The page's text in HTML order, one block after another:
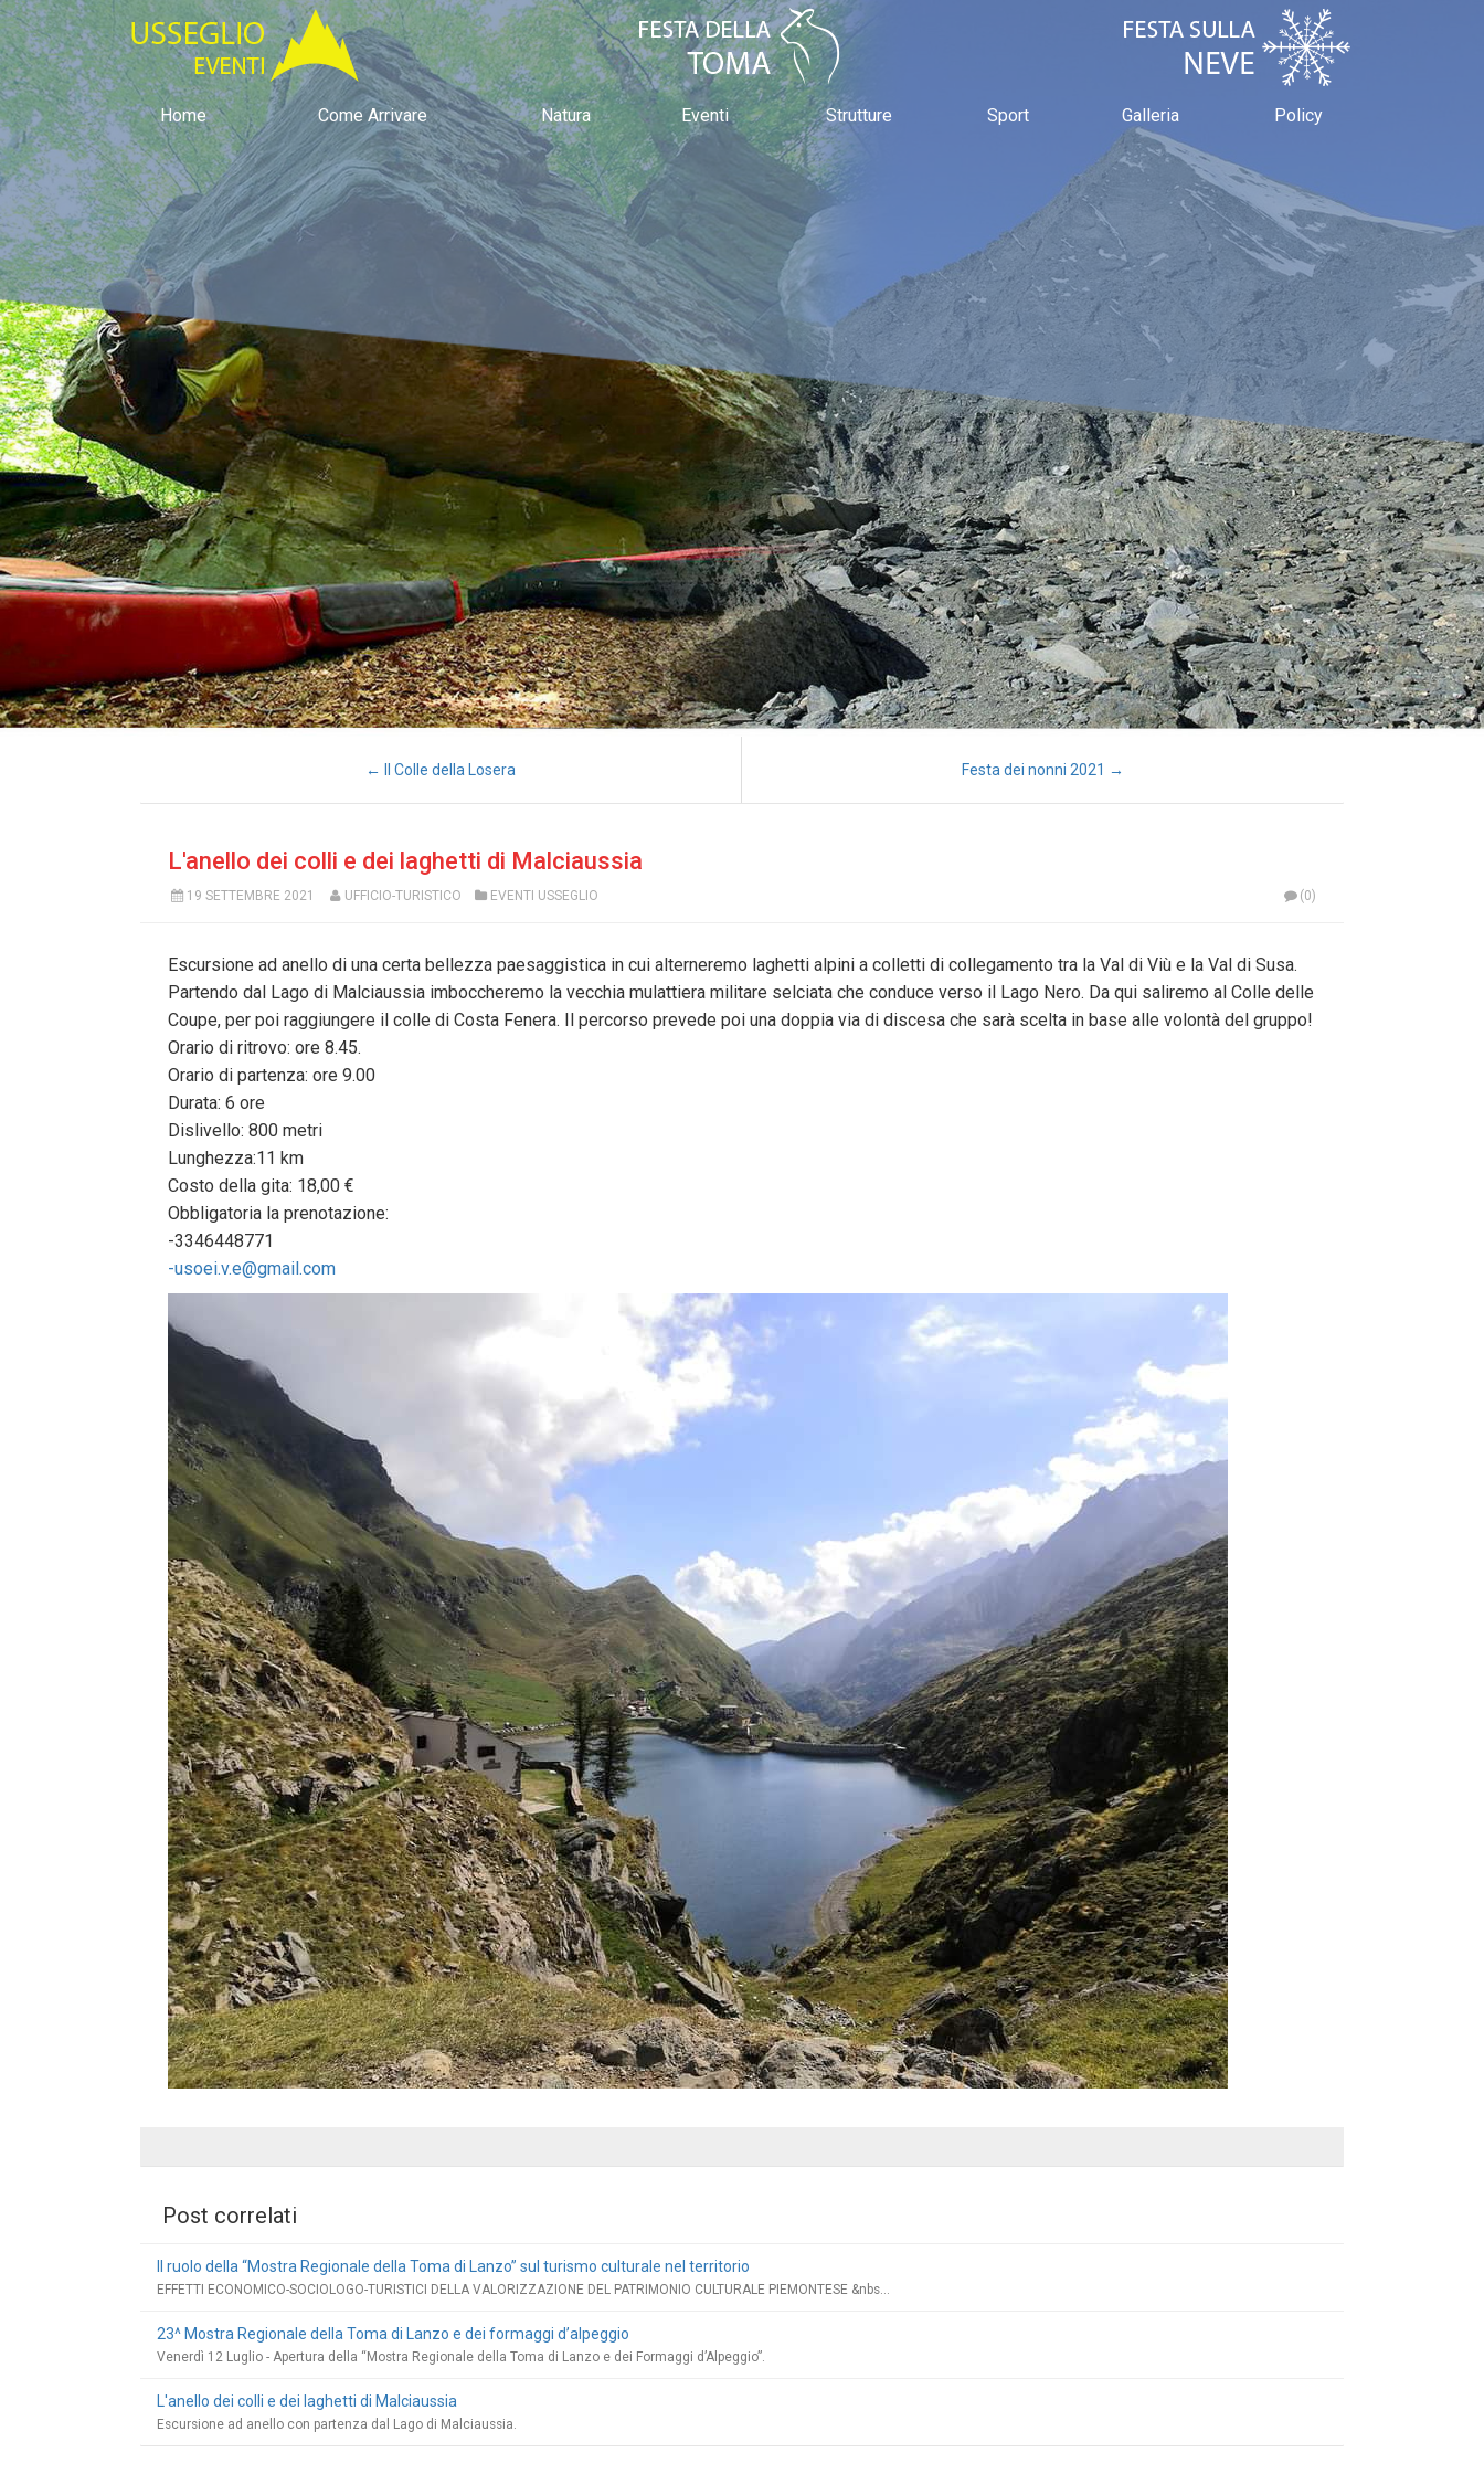
Home Come Arrivare Natura Eventi Strutture Sport Galleria Policy
← Il Colle della Losera Festa dei nonni 2021 →
L'anello dei colli e dei laghetti di Malciaussia
19 SETTEMBRE 2021 UFFICIO-TURISTICO EVENTI USSEGLIO (0)
Escursione ad anello di una certa bellezza paesaggistica in cui alterneremo laghetti alpini a colletti di collegamento tra la Val di Viù e la Val di Susa.
Partendo dal Lago di Malciaussia imboccheremo la vecchia mulattiera militare selciata che conduce verso il Lago Nero. Da qui saliremo al Colle delle
Coupe, per poi raggiungere il colle di Costa Fenera. Il percorso prevede poi una doppia via di discesa che sarà scelta in base alle volontà del gruppo!
Orario di ritrovo: ore 8.45.
Orario di partenza: ore 9.00
Durata: 6 ore
Dislivello: 800 metri
Lunghezza:11 km
Costo della gita: 18,00 €
Obbligatoria la prenotazione:
-3346448771
-usoei.v.e@gmail.com
Post correlati
Il ruolo della “Mostra Regionale della Toma di Lanzo” sul turismo culturale nel territorio
EFFETTI ECONOMICO-SOCIOLOGO-TURISTICI DELLA VALORIZZAZIONE DEL PATRIMONIO CULTURALE PIEMONTESE &nbs...
23^ Mostra Regionale della Toma di Lanzo e dei formaggi d’alpeggio
Venerdì 12 Luglio - Apertura della “Mostra Regionale della Toma di Lanzo e dei Formaggi d’Alpeggio”.
L'anello dei colli e dei laghetti di Malciaussia
Escursione ad anello con partenza dal Lago di Malciaussia.